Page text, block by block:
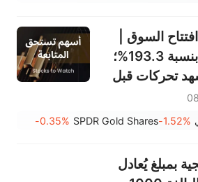
السوق |
قفز سهم QNME بنسبة 193.3%؛
تشهد تحركات قبل
-1.52%
SPDR Gold Shares
-0.35%
بمبلغ يُعادل